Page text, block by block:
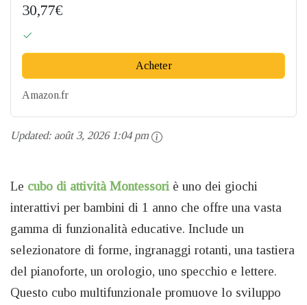
30,77€
Acheter
Amazon.fr
Updated: août 3, 2026 1:04 pm
Le cubo di attività Montessori è uno dei giochi
interattivi per bambini di 1 anno che offre una vasta
gamma di funzionalità educative. Include un
selezionatore di forme, ingranaggi rotanti, una tastiera
del pianoforte, un orologio, uno specchio e lettere.
Questo cubo multifunzionale promuove lo sviluppo